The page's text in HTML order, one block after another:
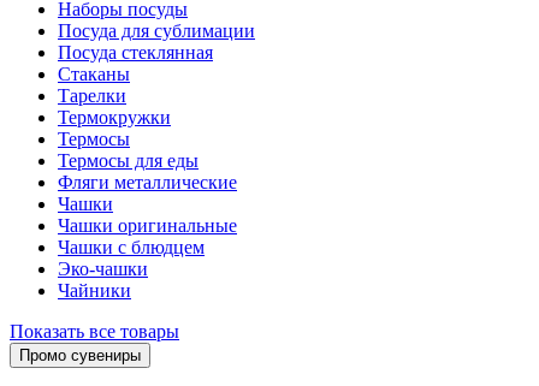
Наборы посуды
Посуда для сублимации
Посуда стеклянная
Стаканы
Тарелки
Термокружки
Термосы
Термосы для еды
Фляги металлические
Чашки
Чашки оригинальные
Чашки с блюдцем
Эко-чашки
Чайники
Показать все товары
Промо сувениры